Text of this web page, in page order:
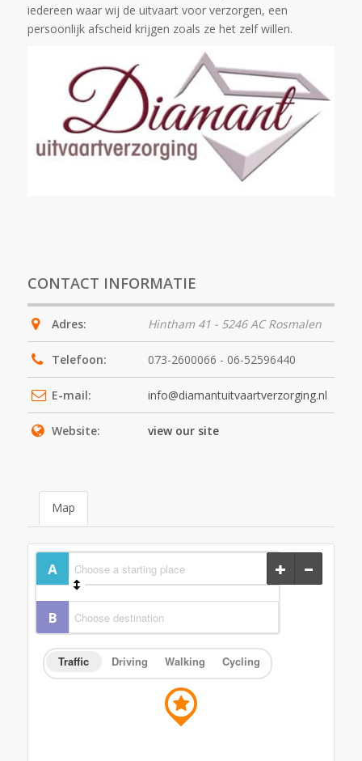
iedereen waar wij de uitvaart voor verzorgen, een
persoonlijk afscheid krijgen zoals ze het zelf willen.
CONTACT INFORMATIE
Adres: Hintham 41 - 5246 AC Rosmalen
Telefoon: 073-2600066 - 06-52596440
E-mail: info@diamantuitvaartverzorging.nl
Website: view our site
Map
Traffic Driving Walking Cycling